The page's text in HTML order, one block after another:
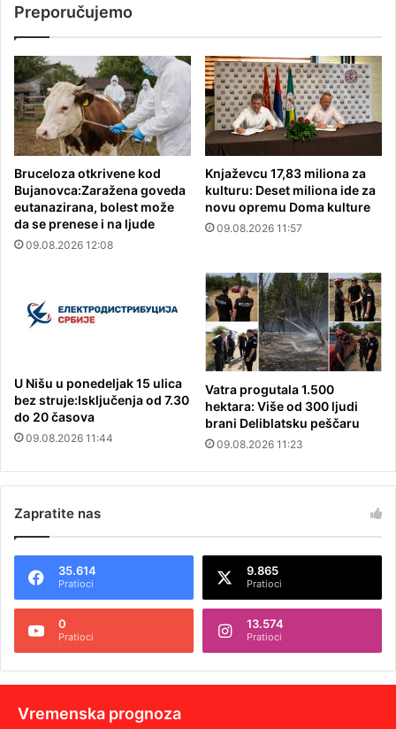
Preporučujemo
Bruceloza otkrivene kod
Bujanovca:Zaražena goveda
eutanazirana, bolest može
da se prenese i na ljude
09.08.2026 12:08
Knjaževcu 17,83 miliona za
kulturu: Deset miliona ide za
novu opremu Doma kulture
09.08.2026 11:57
U Nišu u ponedeljak 15 ulica
bez struje:Isključenja od 7.30
do 20 časova
09.08.2026 11:44
Vatra progutala 1.500
hektara: Više od 300 ljudi
brani Deliblatsku peščaru
09.08.2026 11:23
Zapratite nas
35.614
Pratioci
9.865
Pratioci
0
Pratioci
13.574
Pratioci
Vremenska prognoza